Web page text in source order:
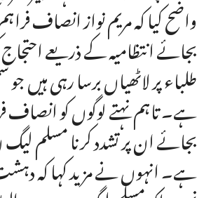
واضح کیا کہ مریم نواز انصاف
بجائے انتظامیہ کے ذریعے
طلباء پر لاٹھیاں برسا رہی ہیں جو
ہے۔ تاہم نہتے لوگوں کو انصاف
بجائے ان پر تشدد کرنا مسلم لیگ
ہے۔ انہوں نے مزید کہا کہ